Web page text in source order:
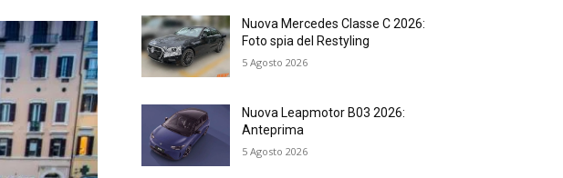
Nuova Mercedes Classe C 2026:
Foto spia del Restyling
5 Agosto 2026
Nuova Leapmotor B03 2026:
Anteprima
5 Agosto 2026